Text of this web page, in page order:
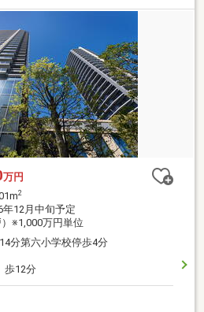
万円
2
年12月中旬予定
※1,000万円単位
分第六小学校停歩4分
歩12分